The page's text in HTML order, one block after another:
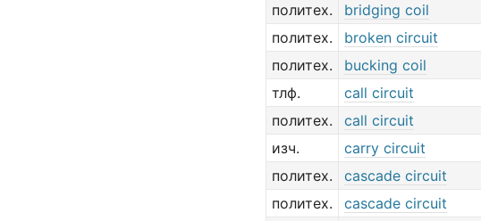
политех.
bridging coil
политех.
broken circuit
политех.
bucking coil
тлф.
call circuit
политех.
call circuit
изч.
carry circuit
политех.
cascade circuit
политех.
cascade circuit